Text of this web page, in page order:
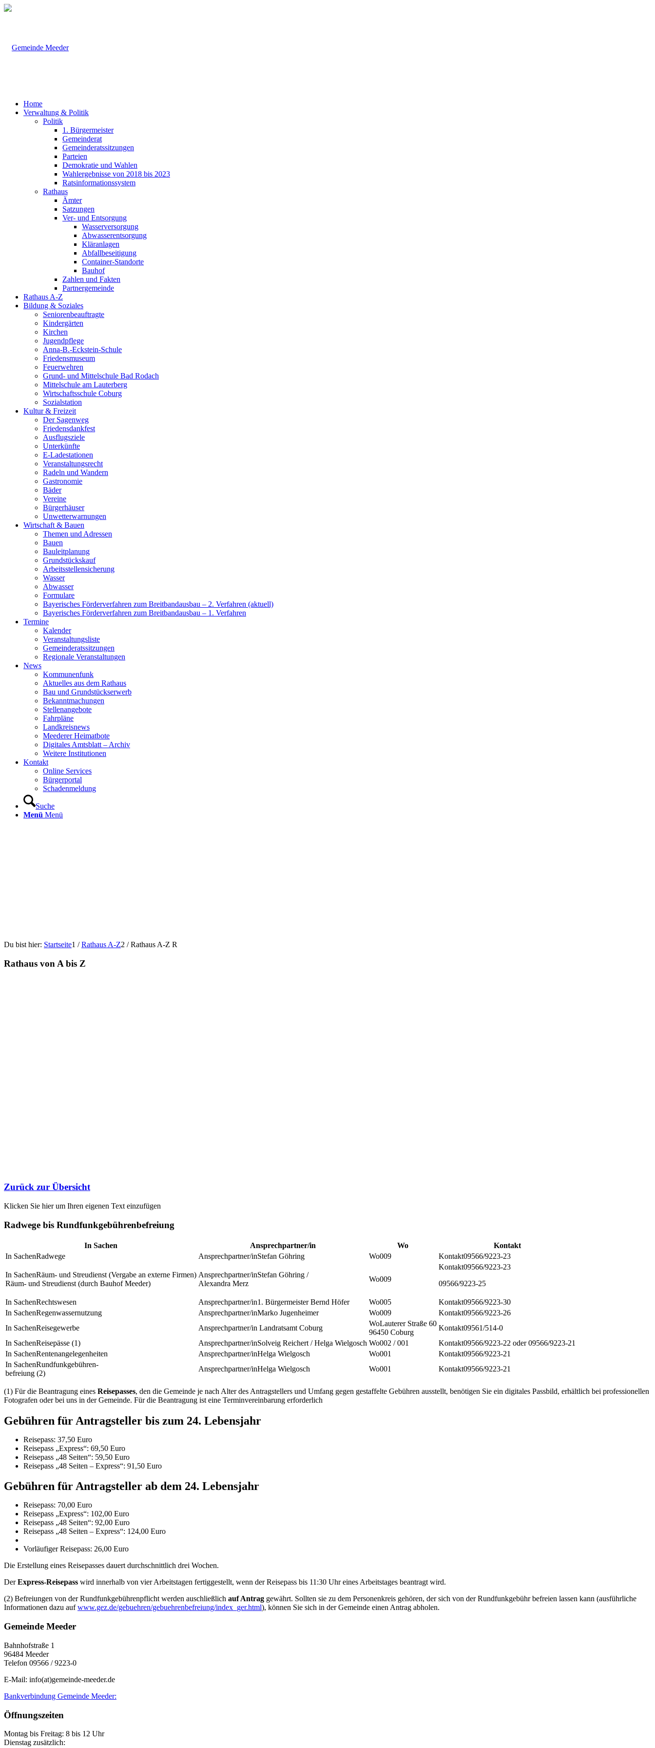
Home
Verwaltung & Politik
Politik
1. Bürgermeister
Gemeinderat
Gemeinderatssitzungen
Parteien
Demokratie und Wahlen
Wahlergebnisse von 2018 bis 2023
Ratsinformationssystem
Rathaus
Ämter
Satzungen
Ver- und Entsorgung
Wasserversorgung
Abwasserentsorgung
Kläranlagen
Abfallbeseitigung
Container-Standorte
Bauhof
Zahlen und Fakten
Partnergemeinde
Rathaus A-Z
Bildung & Soziales
Seniorenbeauftragte
Kindergärten
Kirchen
Jugendpflege
Anna-B.-Eckstein-Schule
Friedensmuseum
Feuerwehren
Grund- und Mittelschule Bad Rodach
Mittelschule am Lauterberg
Wirtschaftsschule Coburg
Sozialstation
Kultur & Freizeit
Der Sagenweg
Friedensdankfest
Ausflugsziele
Unterkünfte
E-Ladestationen
Veranstaltungsrecht
Radeln und Wandern
Gastronomie
Bäder
Vereine
Bürgerhäuser
Unwetterwarnungen
Wirtschaft & Bauen
Themen und Adressen
Bauen
Bauleitplanung
Grundstückskauf
Arbeitsstellensicherung
Wasser
Abwasser
Formulare
Bayerisches Förderverfahren zum Breitbandausbau – 2. Verfahren (aktuell)
Bayerisches Förderverfahren zum Breitbandausbau – 1. Verfahren
Termine
Kalender
Veranstaltungsliste
Gemeinderatssitzungen
Regionale Veranstaltungen
News
Kommunenfunk
Aktuelles aus dem Rathaus
Bau und Grundstückserwerb
Bekanntmachungen
Stellenangebote
Fahrpläne
Landkreisnews
Meederer Heimatbote
Digitales Amtsblatt – Archiv
Weitere Institutionen
Kontakt
Online Services
Bürgerportal
Schadenmeldung
Suche
Menü Menü
Du bist hier: Startseite1 / Rathaus A-Z2 / Rathaus A-Z R
Rathaus von A bis Z
Zurück zur Übersicht
Klicken Sie hier um Ihren eigenen Text einzufügen
Radwege bis Rundfunkgebührenbefreiung
In Sachen Ansprechpartner/in Wo
Kontakt
Radwege
Stefan Göhring 009 09566/9223-23
Räum- und Streudienst (Vergabe an externe Firmen)
Räum- und Streudienst (durch Bauhof Meeder)
Stefan Göhring /
Alexandra Merz
009
09566/9223-23
09566/9223-25
Rechtswesen 1. Bürgermeister Bernd Höfer 005
09566/9223-30
Regenwassernutzung
Marko Jugenheimer 009
09566/9223-26
Reisegewerbe
Landratsamt Coburg
Lauterer Straße 60
96450 Coburg
09561/514-0
Reisepässe (1)
Solveig Reichert / Helga Wielgosch 002 / 001
09566/9223-22 oder 09566/9223-21
Rentenangelegenheiten
Helga Wielgosch 001
09566/9223-21
Rundfunkgebühren-
befreiung (2)
Helga Wielgosch 001 09566/9223-21
(1) Für die Beantragung eines Reisepasses, den die Gemeinde je nach Alter des Antragstellers und Umfang gegen gestaffelte Gebühren ausstellt, benötigen Sie ein digitales Passbild, erhältlich bei professionellen
Fotografen oder bei uns in der Gemeinde. Für die Beantragung ist eine Terminvereinbarung erforderlich
Gebühren für Antragsteller bis zum 24. Lebensjahr
Reisepass: 37,50 Euro
Reisepass „Express“: 69,50 Euro
Reisepass „48 Seiten“: 59,50 Euro
Reisepass „48 Seiten – Express“: 91,50 Euro
Gebühren für Antragsteller ab dem 24. Lebensjahr
Reisepass: 70,00 Euro
Reisepass „Express“: 102,00 Euro
Reisepass „48 Seiten“: 92,00 Euro
Reisepass „48 Seiten – Express“: 124,00 Euro
Vorläufiger Reisepass: 26,00 Euro
Die Erstellung eines Reisepasses dauert durchschnittlich drei Wochen.
DerExpress-Reisepass wird innerhalb von vier Arbeitstagen fertiggestellt, wenn der Reisepass bis 11:30 Uhr eines Arbeitstages beantragt wird.
(2) Befreiungen von der Rundfunkgebührenpflicht werden auschließlich auf Antrag gewährt. Sollten sie zu dem Personenkreis gehören, der sich von der Rundfunkgebühr befreien lassen kann (ausführliche
Informationen dazu aufwww.gez.de/gebuehren/gebuehrenbefreiung/index_ger.html), können Sie sich in der Gemeinde einen Antrag abholen.
Gemeinde Meeder
Bahnhofstraße 1
96484 Meeder
Telefon 09566 / 9223-0
E-Mail: info(at)gemeinde-meeder.de
Bankverbindung Gemeinde Meeder:
Öffnungszeiten
Montag bis Freitag: 8 bis 12 Uhr
Dienstag zusätzlich: